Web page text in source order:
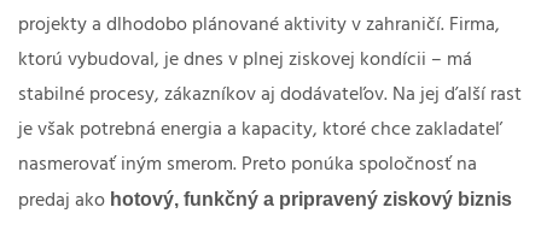
projekty a dlhodobo plánované aktivity v zahraničí. Firma,
ktorú vybudoval, je dnes v plnej ziskovej kondícii – má
stabilné procesy, zákazníkov aj dodávateľov. Na jej ďalší rast
je však potrebná energia a kapacity, ktoré chce zakladateľ
nasmerovať iným smerom. Preto ponúka spoločnosť na
predaj ako hotový, funkčný a pripravený ziskový biznis